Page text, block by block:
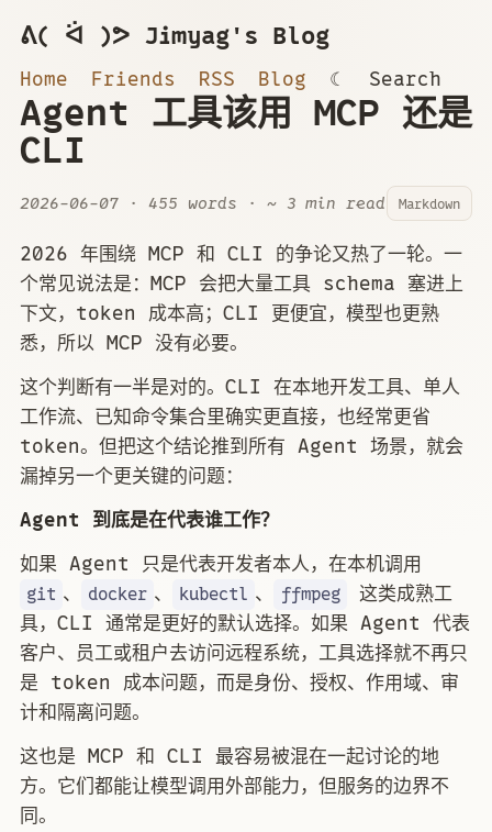
ᕕ( ᐛ )ᕗ Jimyag's Blog
Home Friends RSS Blog ☾ Search
Agent 工具该用 MCP 还是
CLI
2026-06-07 · 455 words · ~ 3 min read Markdown
2026 年围绕 MCP 和 CLI 的争论又热了一轮。一
个常见说法是：MCP 会把大量工具 schema 塞进上
下文，token 成本高；CLI 更便宜，模型也更熟
悉，所以 MCP 没有必要。
这个判断有一半是对的。CLI 在本地开发工具、单人
工作流、已知命令集合里确实更直接，也经常更省
token。但把这个结论推到所有 Agent 场景，就会
漏掉另一个更关键的问题：
Agent 到底是在代表谁工作？
如果 Agent 只是代表开发者本人，在本机调用
git 、 docker 、 kubectl 、 ffmpeg
这类成熟工
具，CLI 通常是更好的默认选择。如果 Agent 代表
客户、员工或租户去访问远程系统，工具选择就不再只
是 token 成本问题，而是身份、授权、作用域、审
计和隔离问题。
这也是 MCP 和 CLI 最容易被混在一起讨论的地
方。它们都能让模型调用外部能力，但服务的边界不
同。